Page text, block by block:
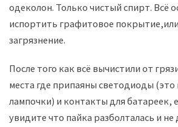
одеколон. Только чистый спирт. Всё
испортить графитовое
загрязнение.
После того как всё вычистили от
места где припаяны светодиоды
лампочки) и контакты для батареек,
увидите что пайка разболталась и